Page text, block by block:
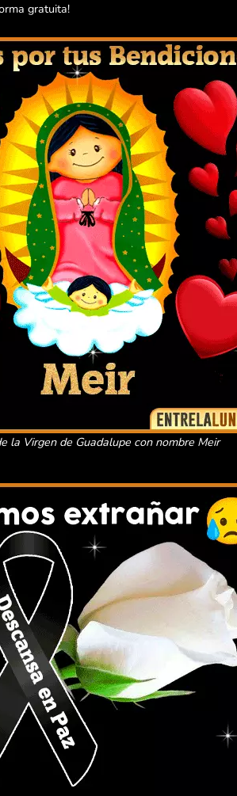
gratuita!
la Virgen de Guadalupe con nombre Meir